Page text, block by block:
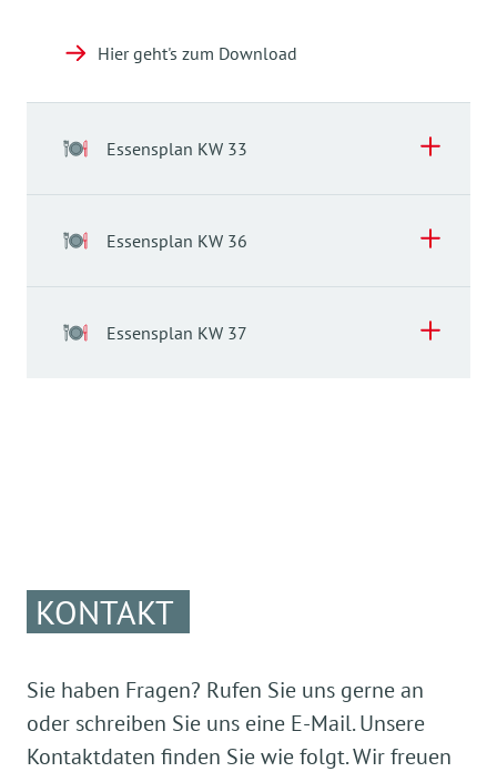
eigene Vormittagsbrotzeit von zu Hause mit.
Wir essen in den jeweiligen Gruppen. Das
gemeinsame Mittagessen ist hinsichtlich des
Atmosphäre, Essmanieren und ein gesunder
Hier geht's zum Download
Essensplan KW 33
Hier geht's zum Download
Essensplan KW 36
Essensplan KW 36
31.08.-04-09-2026
Hier geht's zum Download
Essensplan KW 37
Essensplan KW 37
07.-11.09.2026
KONTAKT
Sie haben Fragen? Rufen Sie uns gerne an
oder schreiben Sie uns eine E-Mail. Unsere
Kontaktdaten finden Sie wie folgt. Wir freuen